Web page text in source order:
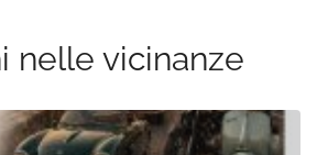
nelle vicinanze